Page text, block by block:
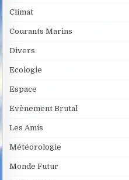
Climat
Courants Marins
Divers
Ecologie
Espace
Evènement Brutal
Les Amis
Météorologie
Monde Futur